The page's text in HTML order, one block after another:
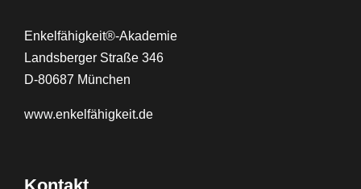
Enkelfähigkeit®-Akademie
Landsberger Straße 346
D-80687 München
www.enkelfähigkeit.de